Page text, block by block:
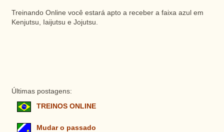
Treinando Online você estará apto a receber a faixa azul em
Kenjutsu, Iaijutsu e Jojutsu.
Últimas postagens:
TREINOS ONLINE
Mudar o passado